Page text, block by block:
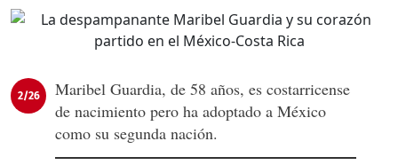
2/26
Maribel Guardia, de 58 años, es costarricense
de nacimiento pero ha adoptado a México
como su segunda nación.